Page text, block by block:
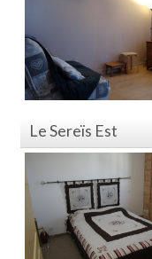
Le Sereïs Est